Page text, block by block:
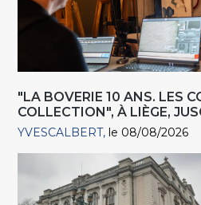
"LA BOVERIE 10 ANS. LES
COLLECTION", À LIÈGE,
YVESCALBERT le 08/08/2026